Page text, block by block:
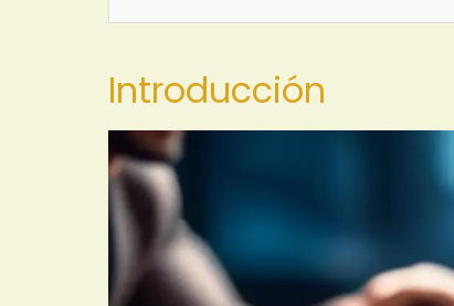
Introducción